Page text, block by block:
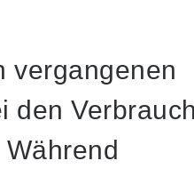
vergangenen
den